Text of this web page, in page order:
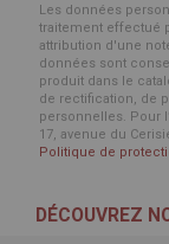
Les données
traitement effectué
attribution d'une
données sont
produit dans le
de rectification, de
personnelles. Pour
17, avenue du
Politique de
DÉCOUVREZ